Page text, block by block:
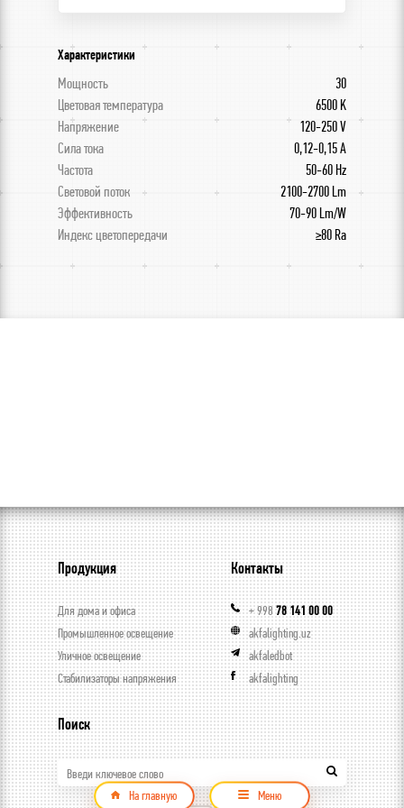
На главную Меню
Характеристики
Мощность
30
Цветовая температура
6500 K
Напряжение
120-250 V
Сила тока
0,12-0,15 A
Частота
50-60 Hz
Световой поток
2100-2700 Lm
Эффективность
70-90 Lm/W
Индекс цветопередачи
≥80 Ra
Продукция
Для дома и офиса
Промышленное освещение
Уличное освещение
Стабилизаторы напряжения
Контакты
+ 99878 141 00 00
akfalighting.uz
akfaledbot
akfalighting
Поиск
Введи ключевое слово